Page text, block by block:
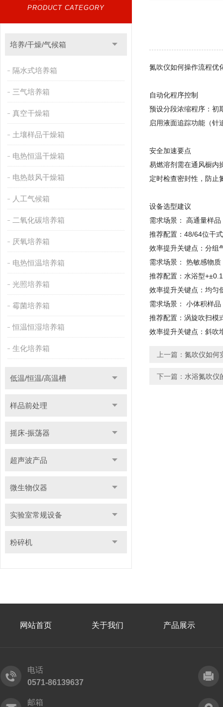
PRODUCT CATEGORY
培养/干燥/气候箱
隔水式培养箱
三气培养箱
真空干燥箱
土壤样品干燥箱
电热恒温干燥箱
电热鼓风干燥箱
人工气候箱
二氧化碳培养箱
厌氧培养箱
电热恒温培养箱
光照培养箱
霉菌培养箱
恒温恒湿培养箱
生化培养箱
低温/恒温/高温槽
样品前处理
摇床-振荡器
超声波产品
微生物仪器
实验室常规设备
粉碎机
氮吹仪如何操作流程优
自动化程序控制‌
预设分段浓缩程序：初
启用液面追踪功能（针
‌安全加速要点‌
易燃溶剂需在通风橱
定时检查密封性，防止
设备选型建议
需求场景： 高通量样品
推荐配置：48/64位干
效率提升关键点：分组
需求场景： 热敏感物质
推荐配置：水浴型
效率提升关键点：均匀
需求场景： 小体积样品
推荐配置：涡旋吹扫模
效率提升关键点：斜吹
上一篇： 氮吹仪如何
下一篇： 水浴氮吹仪
网站首页 关于我们 产品展示
电话
0571-86139637
邮箱